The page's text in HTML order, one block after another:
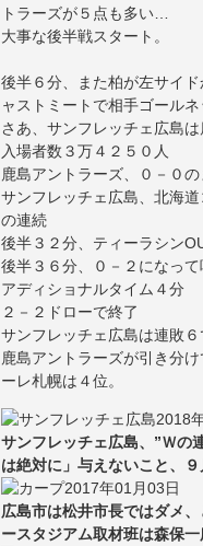
トラーズが５点も多い…
大事な後半戦スタート。
後半６分、また柏が左サイ
ャストミートで相手ゴール
さあ、サンフレッチェ広島
入場者数３万４２５０人
鹿島アントラーズ、０－０の
サンフレッチェ広島、北海
の連続
後半３２分、ティーラシン
後半３６分、０－２になっ
アディショナルタイム４分
２－２ドローで終了
サンフレッチェ広島は連敗
鹿島アントラーズが引き分
ーレ札幌は４位。
2018
サンフレッチェ広島、”Ｗの
は絶対に」与えないこと、
2017年01月03日
広島市は松井市長ではダメ
ースタジアム取材班は森保